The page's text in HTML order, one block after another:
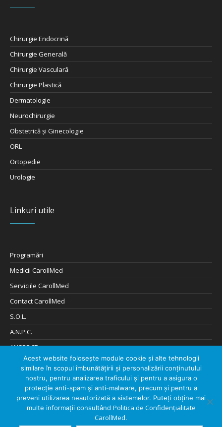
Chirurgie Endocrină
Chirurgie Generală
Chirurgie Vasculară
Chirurgie Plastică
Dermatologie
Neurochirurgie
Obstetrică şi Ginecologie
ORL
Ortopedie
Urologie
Linkuri utile
Programări
Medicii CarollMed
Serviciile CarollMed
Contact CarollMed
S.O.L.
A.N.P.C.
ANSPDCP
Cookies și Confidențialitate
Digitalizare de: 404Solutions
Despre CarollMed Contact CarollMed
Acest website folosește module cookie și alte tehnologii
similare în scopul îmbunătățirii și personalizării conținutului
nostru, pentru analizarea traficului și pentru a asigura o
protecție anti-spam și anti-malware, precum și pentru a
preveni utilizarea neautorizată a sistemelor. Puteți obține mai
multe informații consultând Politica de Confidențialitate
CarollMed.